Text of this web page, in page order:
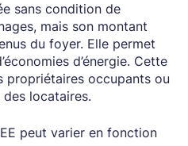
sans condition de
mais son montant
du foyer. Elle permet
d’énergie. Cette
propriétaires occupants ou
locataires.
peut varier en fonction